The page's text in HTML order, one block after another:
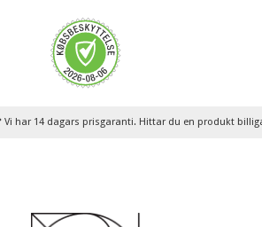
Vi har 14 dagars prisgaranti. Hittar du en produkt